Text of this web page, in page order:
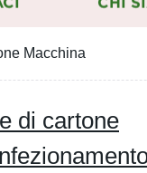
Macchina
di cartone